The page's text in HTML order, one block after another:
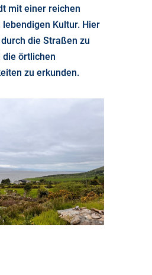
mit einer reichen
lebendigen Kultur. Hier
die Straßen zu
die örtlichen
zu erkunden.